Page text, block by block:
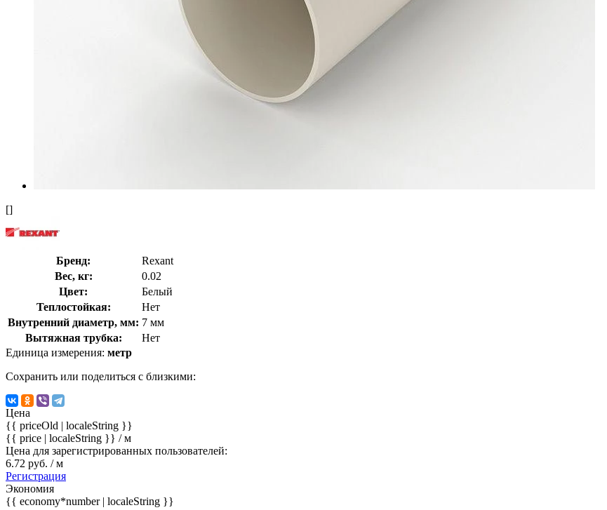
[]
Бренд:
Rexant
Вес, кг:
0.02
Цвет:
Белый
Теплостойкая:
Нет
Внутренний диаметр, мм: 7 мм
Вытяжная трубка:
Нет
Единица измерения: метр
Сохранить или поделиться с близкими:
Цена
{{ priceOld | localeString }}
{{ price | localeString }} / м
Цена для зарегистрированных пользователей:
6.72 руб. / м
Регистрация
Экономия
{{ economy*number | localeString }}